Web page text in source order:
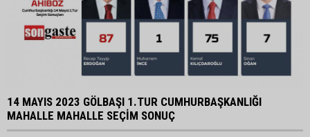
14 MAYIS 2023 GÖLBAŞI 1.TUR CUMHURBAŞKANLIĞI
MAHALLE MAHALLE SEÇİM SONUÇ